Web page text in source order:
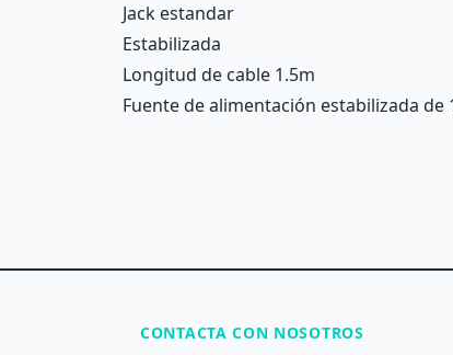
Jack estandar
Estabilizada
Longitud de cable 1.5m
Fuente de alimentación estabilizada de
CONTACTA CON NOSOTROS